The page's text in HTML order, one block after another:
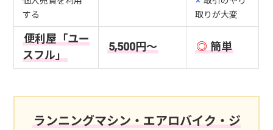
する
取りが大変
便利屋「ユー
スフル」
5,500円～ ◎簡単
ランニングマシン・エアロバイク・ジ